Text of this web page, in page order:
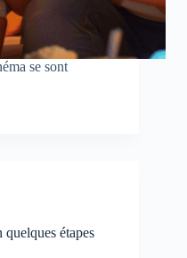
se sont
étapes